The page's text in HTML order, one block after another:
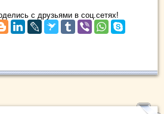
с друзьями в соц.сетях!